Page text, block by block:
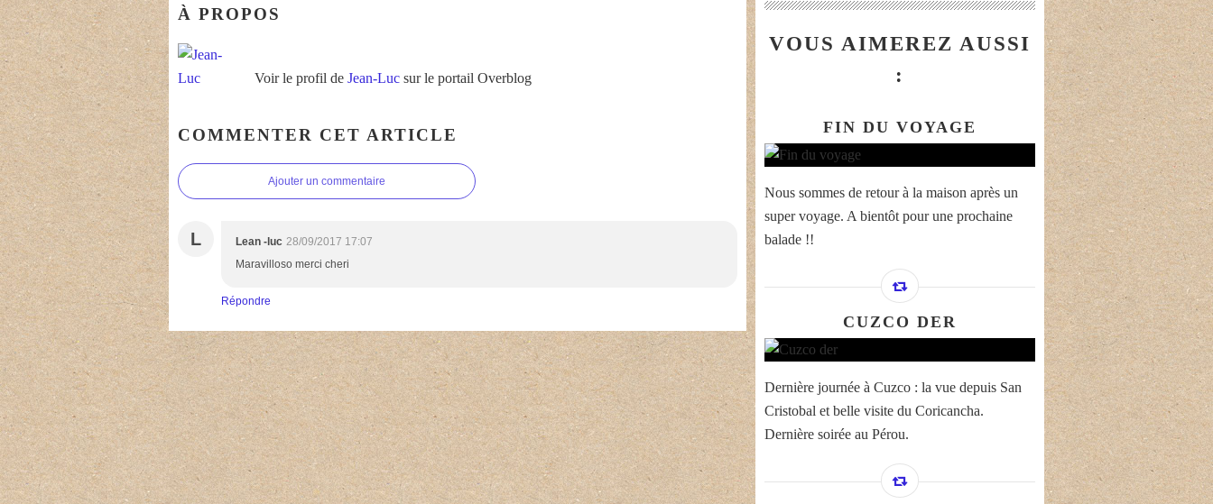
À PROPOS
Voir le profil de Jean-Luc sur le portail Overblog
COMMENTER CET ARTICLE
Ajouter un commentaire
L Lean -luc 28/09/2017 17:07
Maravilloso merci cheri
Répondre
VOUS AIMEREZ AUSSI
:
FIN DU VOYAGE
Nous sommes de retour à la maison après un
super voyage. A bientôt pour une prochaine
balade !!
CUZCO DER
Dernière journée à Cuzco : la vue depuis San
Cristobal et belle visite du Coricancha.
Dernière soirée au Pérou.